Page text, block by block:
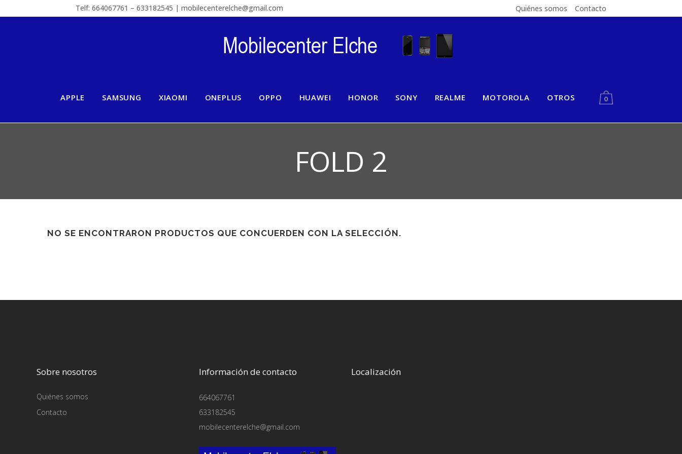
Telf: 664067761 – 633182545 | mobilecenterelche@gmail.com Quiénes somos Contacto
APPLE SAMSUNG XIAOMI ONEPLUS OPPO HUAWEI HONOR SONY REALME MOTOROLA OTROS 0
FOLD 2
NO SE ENCONTRARON PRODUCTOS QUE CONCUERDEN CON LA SELECCIÓN.
Sobre nosotros
Quiénes somos
Contacto
Información de contacto
664067761
633182545
mobilecenterelche@gmail.com
Localización